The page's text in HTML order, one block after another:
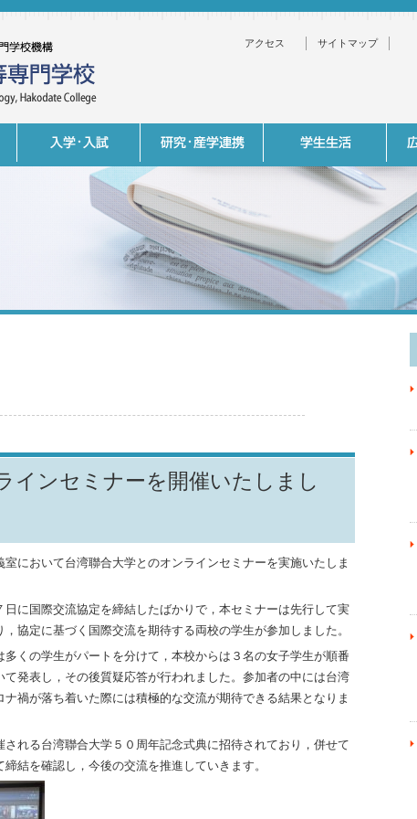
サイトマップ
アクセス
インセミナーを開催いたしまし
において台湾聯合大学とのオンラインセミナーを実施いたしま
に国際交流協定を締結したばかりで，本セミナーは先行して実
協定に基づく国際交流を期待する両校の学生が参加しました。
くの学生がパートを分けて，本校からは３名の女子学生が順番
発表し，その後質疑応答が行われました。参加者の中には台湾
禍が落ち着いた際には積極的な交流が期待できる結果となりま
れる台湾聯合大学５０周年記念式典に招待されており，併せて
結を確認し，今後の交流を推進していきます。